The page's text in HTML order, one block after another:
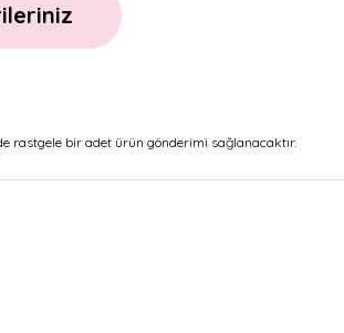
rastgele bir adet ürün gönderimi sağlanacaktır.